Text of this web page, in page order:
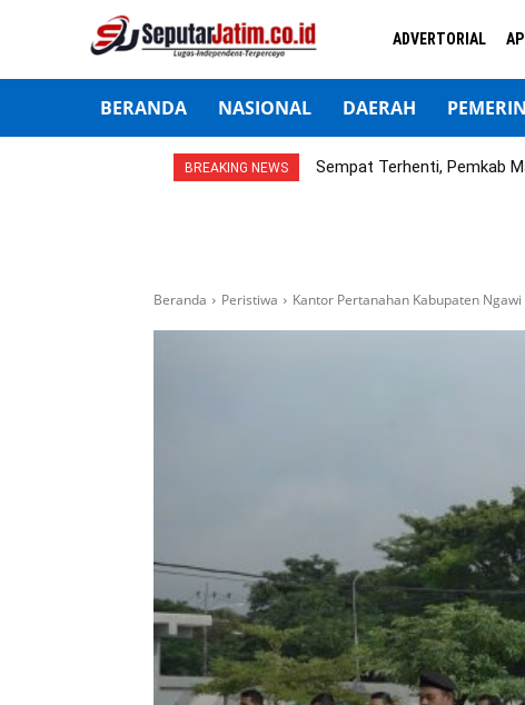
ADVERTORIAL
BERANDA NASIONAL DAERAH
BREAKING NEWS Sempat Terhenti, Pemkab
Beranda Peristiwa Kantor Pertanahan Kabupaten